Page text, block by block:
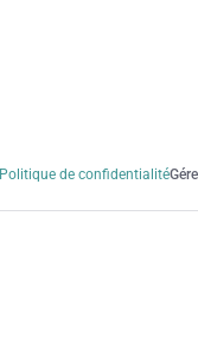
Politique de confidentialité